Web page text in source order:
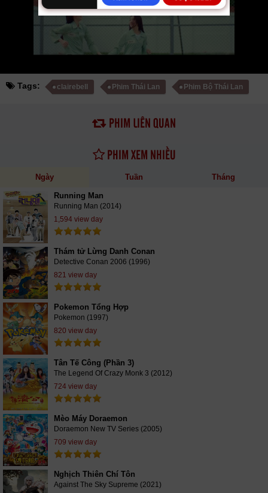
Mời các bạn đón xem bộ phimClairebell02/08 VietSub
Tags: clairebell Phim Thái Lan Phim Bộ Thái Lan
PHIM LIÊN QUAN
PHIM XEM NHIỀU
Ngày Tuần Tháng
Running Man
Running Man (2014)
1,594 view day
Thám tử Lừng Danh Conan
Detective Conan 2006 (1996)
821 view day
Pokemon Tổng Hợp
Pokemon (1997)
820 view day
Tân Tế Công (Phần 3)
The Legend Of Crazy Monk 3 (2012)
724 view day
Mèo Máy Doraemon
Doraemon New TV Series (2005)
709 view day
Nghịch Thiên Chí Tôn
Against The Sky Supreme (2021)